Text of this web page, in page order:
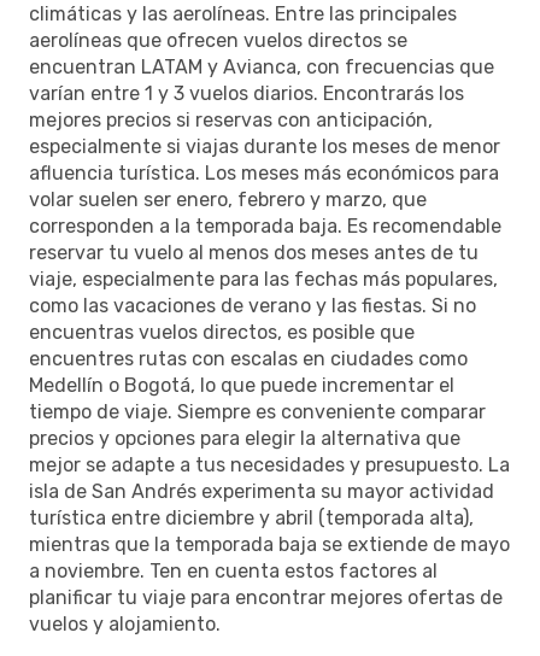
climáticas y las aerolíneas. Entre las principales
aerolíneas que ofrecen vuelos directos se
encuentran LATAM y Avianca, con frecuencias que
varían entre 1 y 3 vuelos diarios. Encontrarás los
mejores precios si reservas con anticipación,
especialmente si viajas durante los meses de menor
afluencia turística. Los meses más económicos para
volar suelen ser enero, febrero y marzo, que
corresponden a la temporada baja. Es recomendable
reservar tu vuelo al menos dos meses antes de tu
viaje, especialmente para las fechas más populares,
como las vacaciones de verano y las fiestas. Si no
encuentras vuelos directos, es posible que
encuentres rutas con escalas en ciudades como
Medellín o Bogotá, lo que puede incrementar el
tiempo de viaje. Siempre es conveniente comparar
precios y opciones para elegir la alternativa que
mejor se adapte a tus necesidades y presupuesto. La
isla de San Andrés experimenta su mayor actividad
turística entre diciembre y abril (temporada alta),
mientras que la temporada baja se extiende de mayo
a noviembre. Ten en cuenta estos factores al
planificar tu viaje para encontrar mejores ofertas de
vuelos y alojamiento.